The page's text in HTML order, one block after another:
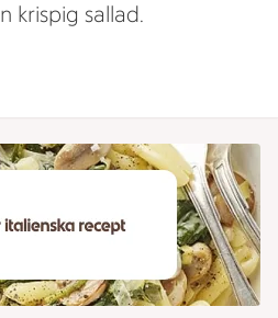
krispig sallad.